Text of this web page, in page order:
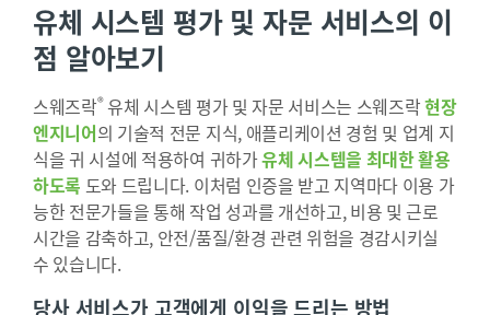
유체 시스템 평가 및 자문 서비스의 이
점 알아보기
스웨즈락®유체 시스템 평가 및 자문 서비스는 스웨즈락현장
엔지니어의 기술적 전문 지식, 애플리케이션 경험 및 업계 지
식을 귀 시설에 적용하여 귀하가유체 시스템을 최대한 활용
하도록 도와 드립니다. 이처럼 인증을 받고 지역마다 이용 가
능한 전문가들을 통해 작업 성과를 개선하고, 비용 및 근로
시간을 감축하고, 안전/품질/환경 관련 위험을 경감시키실
수 있습니다.
당사 서비스가 고객에게 이익을 드리는 방법